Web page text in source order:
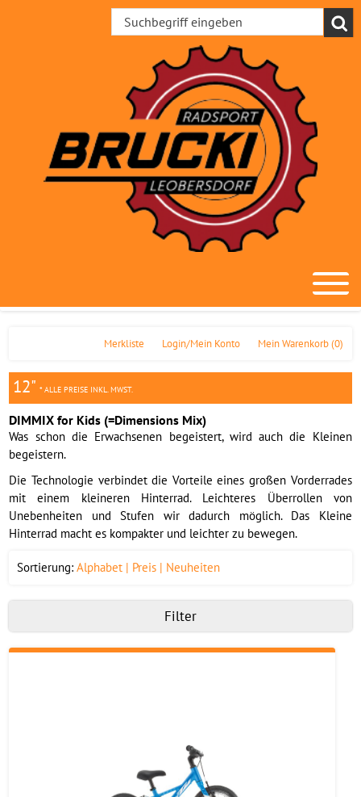
Mein Warenkorb(0)
Login/Mein Konto
Merkliste
12" * ALLE PREISE INKL. MWST.
DIMMIX for Kids (=Dimensions Mix)
Was schon die Erwachsenen begeistert, wird auch die Kleinen
begeistern.
Die Technologie verbindet die Vorteile eines großen Vorderrades
mit einem kleineren Hinterrad. Leichteres Überrollen von
Unebenheiten und Stufen wir dadurch möglich. Das Kleine
Hinterrad macht es kompakter und leichter zu bewegen.
Sortierung: Alphabet Preis Neuheiten
Filter